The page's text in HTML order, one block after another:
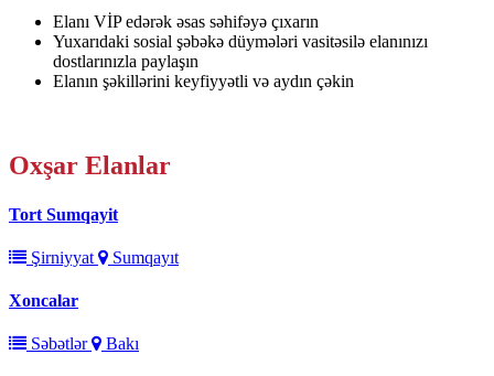
Elanı VİP edərək əsas səhifəyə çıxarın
Yuxarıdaki sosial şəbəkə düymələri vasitəsilə elanınızı
dostlarınızla paylaşın
Elanın şəkillərini keyfiyyətli və aydın çəkin
Oxşar Elanlar
Tort Sumqayit
Şirniyyat Sumqayıt
Xoncalar
Səbətlər Bakı